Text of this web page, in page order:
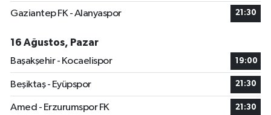
Gaziantep FK - Alanyaspor 21:30
16 Ağustos, Pazar
Başakşehir - Kocaelispor
19:00
Beşiktaş - Eyüpspor 21:30
Amed - Erzurumspor FK 21:30